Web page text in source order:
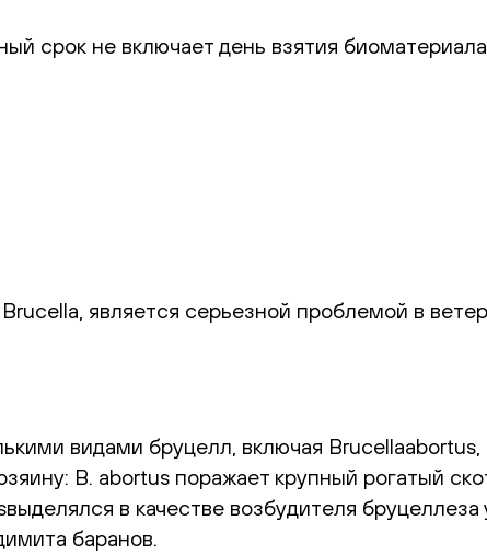
срок не включает день взятия биоматериала
является серьезной проблемой в
видами бруцелл, включая
B. abortus поражает крупный рогатый
в качестве возбудителя
баранов.